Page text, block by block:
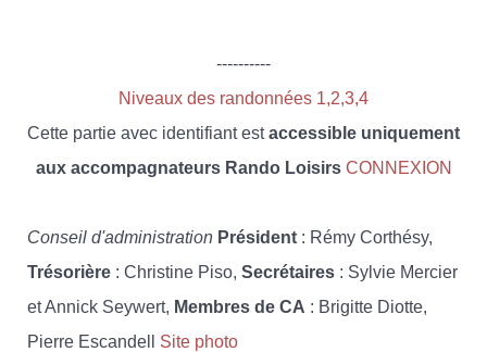
----------
Niveaux des randonnées 1,2,3,4
Cette partie avec identifiant estaccessible uniquement
aux accompagnateurs Rando Loisirs CONNEXION
Conseil d'administration Président : Rémy Corthésy,
Trésorière : Christine Piso, Secrétaires : Sylvie Mercier
et Annick Seywert, Membres de CA : Brigitte Diotte,
Pierre Escandell Site photo